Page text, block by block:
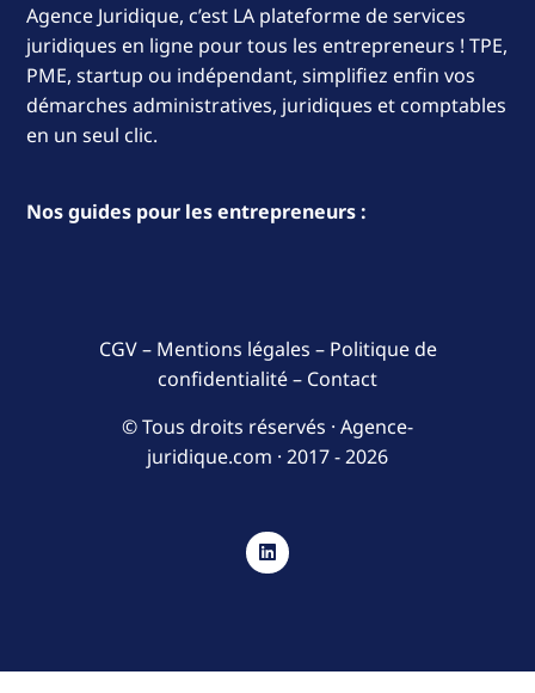
Agence Juridique, c’est LA plateforme de services
juridiques en ligne pour tous les entrepreneurs ! TPE,
PME, startup ou indépendant, simplifiez enfin vos
démarches administratives, juridiques et comptables
en un seul clic.
Nos guides pour les entrepreneurs :
CGV– Mentions légales – Politique de
confidentialité– Contact
© Tous droits réservés · Agence-
juridique.com · 2017 - 2026